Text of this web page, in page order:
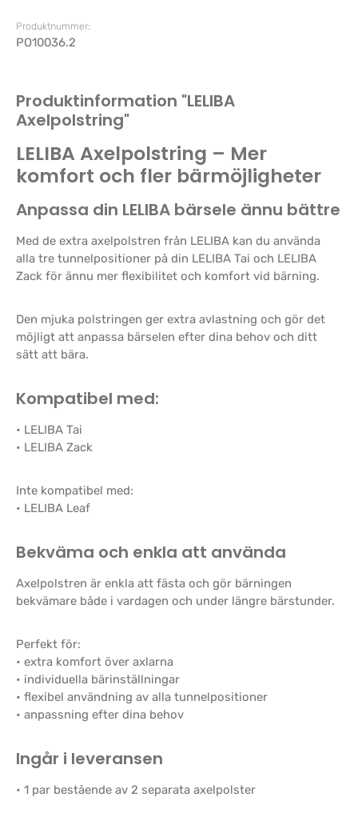
Produktnummer:
PO10036.2
Produktinformation "LELIBA
Axelpolstring"
LELIBA Axelpolstring – Mer
komfort och fler bärmöjligheter
Anpassa din LELIBA bärsele ännu bättre
Med de extra axelpolstren från LELIBA kan du använda
alla tre tunnelpositioner på din LELIBA Tai och LELIBA
Zack för ännu mer flexibilitet och komfort vid bärning.
Den mjuka polstringen ger extra avlastning och gör det
möjligt att anpassa bärselen efter dina behov och ditt
sätt att bära.
Kompatibel med:
• LELIBA Tai
• LELIBA Zack
Inte kompatibel med:
• LELIBA Leaf
Bekväma och enkla att använda
Axelpolstren är enkla att fästa och gör bärningen
bekvämare både i vardagen och under längre bärstunder.
Perfekt för:
• extra komfort över axlarna
• individuella bärinställningar
• flexibel användning av alla tunnelpositioner
• anpassning efter dina behov
Ingår i leveransen
• 1 par bestående av 2 separata axelpolster